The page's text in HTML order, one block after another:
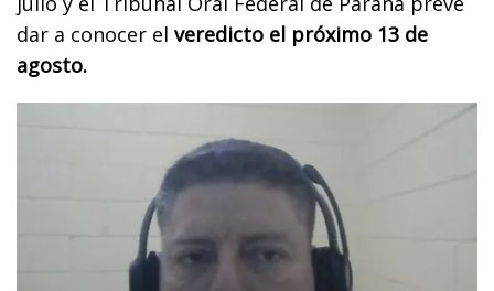
dar a conocer el veredicto el próximo 13 de
agosto.